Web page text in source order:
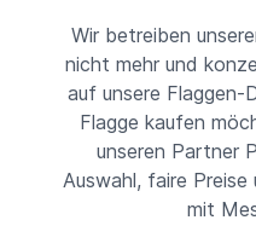
Wir betreiben
nicht mehr und
auf unsere Flaggen-
Flagge kaufen
unseren Partner
Auswahl, faire
mit